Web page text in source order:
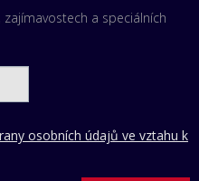
a speciálních
osobních údajů ve vztahu k